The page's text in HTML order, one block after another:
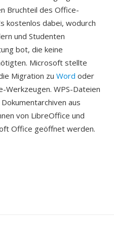
Bruchteil des Office-
kostenlos dabei, wodurch
und Studenten
bot, die keine
Microsoft stellte
Migration zu Word oder
Werkzeugen. WPS-Dateien
aus
von LibreOffice und
Office geöffnet werden.